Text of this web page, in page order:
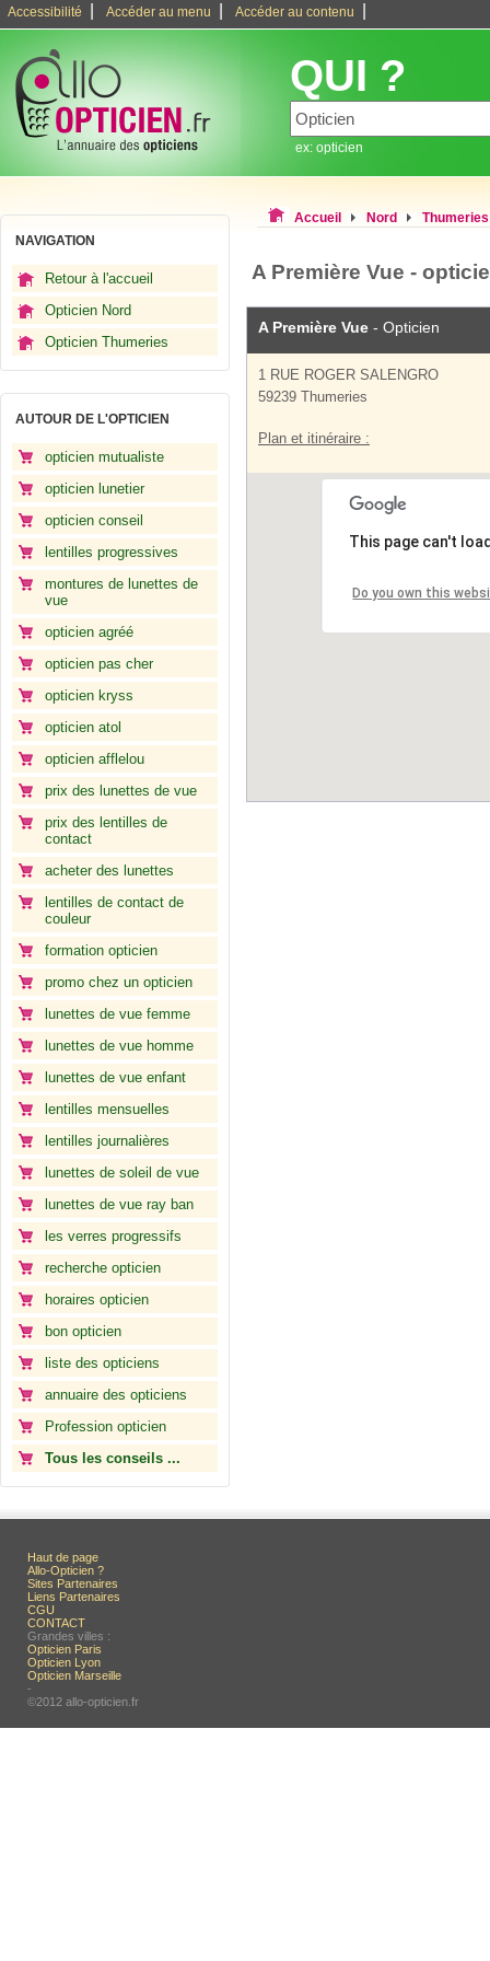
Accessibilité Accéder au menu Accéder au contenu
QUI ?
ex: opticien
NAVIGATION
Retour à l'accueil
Opticien Nord
Opticien Thumeries
AUTOUR DE L'OPTICIEN
opticien mutualiste
opticien lunetier
opticien conseil
lentilles progressives
montures de lunettes de
vue
opticien agréé
opticien pas cher
opticien kryss
opticien atol
opticien afflelou
prix des lunettes de vue
prix des lentilles de
contact
acheter des lunettes
lentilles de contact de
couleur
formation opticien
promo chez un opticien
lunettes de vue femme
lunettes de vue homme
lunettes de vue enfant
lentilles mensuelles
lentilles journalières
lunettes de soleil de vue
lunettes de vue ray ban
les verres progressifs
recherche opticien
horaires opticien
bon opticien
liste des opticiens
annuaire des opticiens
Profession opticien
Tous les conseils ...
Accueil Nord Thumeries
A Première Vue -
A Première Vue - Opticien
1 RUE ROGER SALENGRO
59239 Thumeries
Plan et itinéraire :
This page can't
Do you own this
Haut de page
Allo-Opticien ?
Sites Partenaires
Liens Partenaires
CGU
CONTACT
Grandes villes :
Opticien Paris
Opticien Lyon
Opticien Marseille
-
©2012 allo-opticien.fr